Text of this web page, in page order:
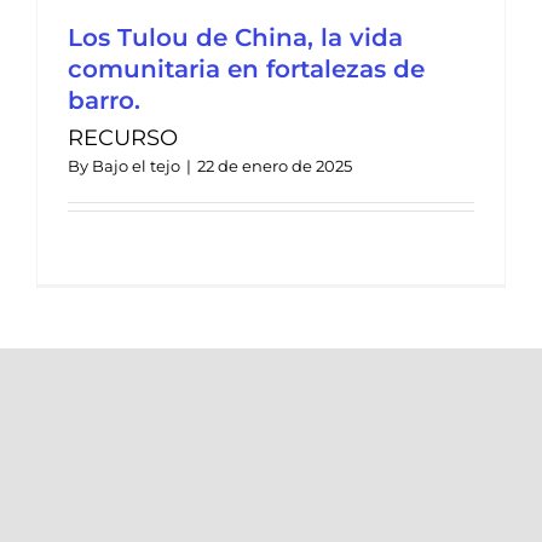
Los Tulou de China, la vida
comunitaria en fortalezas de
barro.
RECURSO
By Bajo el tejo | 22 de enero de 2025